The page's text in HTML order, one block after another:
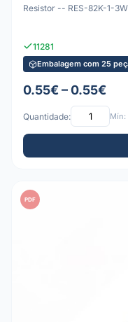
Resistor -- RES-82K-1-
11281
Embalagem com 25
0.55€ – 0.55€
Quantidade: Mín:
PDF